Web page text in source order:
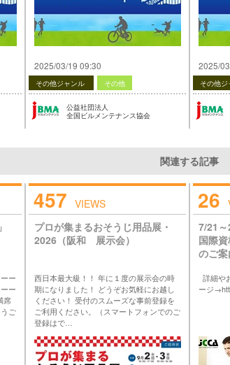
…
2025/03/19 09:30
その他ジャンル その他
公益社団法人
全国ビルメンテナンス協会
2025/
その他ジ
関連する記事
ー
ー
席
ご
457 VIEWS
プロが集まるおそうじ用品展・
2026（阪和 展示会）
西日本最大級！！ 年に１度の展示会の時
期になりました！ どうぞお気軽にお越し
ください！ 受付のスムーズな事前登録を
ご利用ください。（スマートフォンでのご
登録はで…
26
7/21
国際
のご案
詳細や
ージ